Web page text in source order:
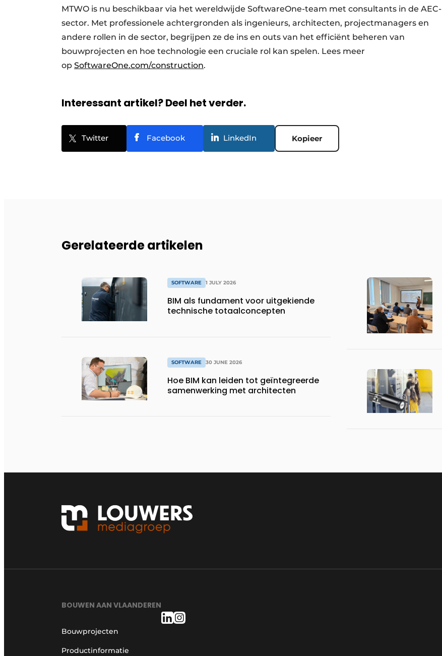
MTWO is nu beschikbaar via het wereldwijde SoftwareOne-team met consultants in de AEC-
sector. Met professionele achtergronden als ingenieurs, architecten, projectmanagers en
andere rollen in de sector, begrijpen ze de ins en outs van het efficiënt beheren van
bouwprojecten en hoe technologie een cruciale rol kan spelen. Lees meer
op SoftwareOne.com/construction.
Interessant artikel? Deel het verder.
Twitter Facebook LinkedIn Kopieer
Gerelateerde artikelen
SOFTWARE 1 JULY 2026
BIM als fundament voor uitgekiende
technische totaalconcepten
SOFTWARE 30 JUNE 2026
Hoe BIM kan leiden tot geïntegreerde
samenwerking met architecten
BOUWEN AAN VLAANDEREN
Bouwprojecten
Productinformatie